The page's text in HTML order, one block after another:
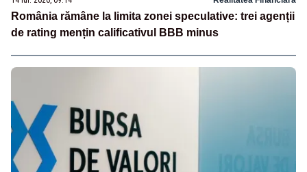
România rămâne la limita zonei speculative: trei agenții
de rating mențin calificativul BBB minus